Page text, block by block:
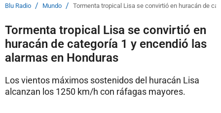
Blu Radio / Mundo / Tormenta tropical Lisa se convirtió en huracán de
Tormenta tropical Lisa se convirtió en
huracán de categoría 1 y encendió las
alarmas en Honduras
Los vientos máximos sostenidos del huracán Lisa
alcanzan los 1250 km/h con ráfagas mayores.